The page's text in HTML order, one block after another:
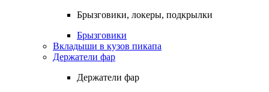
Брызговики, локеры, подкрылки
Брызговики
Вкладыши в кузов пикапа
Держатели фар
Держатели фар